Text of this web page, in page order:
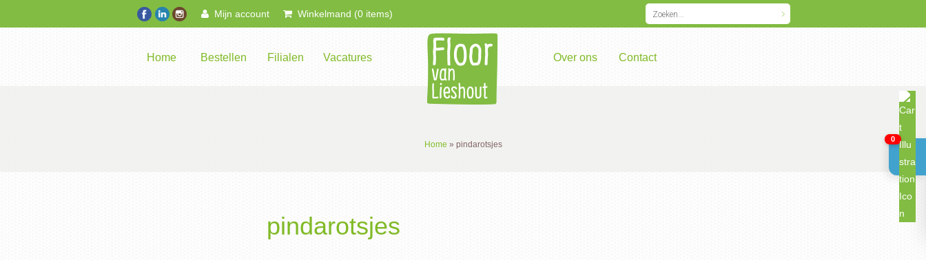
Mijn account Winkelmand (0 items)
Home Bestellen Filialen Vacatures Over ons Contact
Home » pindarotsjes
pindarotsjes
0